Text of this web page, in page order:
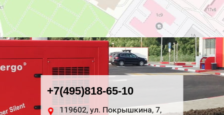
+7(495)818-65-10
119602, ул. Покрышкина, 7,